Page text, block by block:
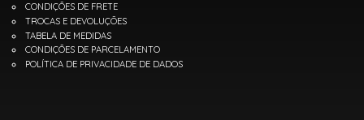
CONDIÇÕES DE FRETE
TROCAS E DEVOLUÇÕES
TABELA DE MEDIDAS
CONDIÇÕES DE PARCELAMENTO
POLÍTICA DE PRIVACIDADE DE DADOS